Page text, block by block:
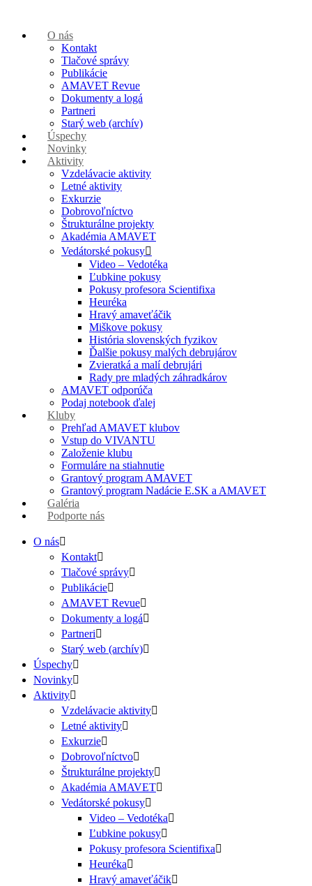
O nás
Kontakt
Tlačové správy
Publikácie
AMAVET Revue
Dokumenty a logá
Partneri
Starý web (archív)
Úspechy
Novinky
Aktivity
Vzdelávacie aktivity
Letné aktivity
Exkurzie
Dobrovoľníctvo
Štrukturálne projekty
Akadémia AMAVET
Vedátorské pokusy
Video – Vedotéka
Ľubkine pokusy
Pokusy profesora Scientifixa
Heuréka
Hravý amaveťáčik
Miškove pokusy
História slovenských fyzikov
Ďalšie pokusy malých debrujárov
Zvieratká a malí debrujári
Rady pre mladých záhradkárov
AMAVET odporúča
Podaj notebook ďalej
Kluby
Prehľad AMAVET klubov
Vstup do VIVANTU
Založenie klubu
Formuláre na stiahnutie
Grantový program AMAVET
Grantový program Nadácie E.SK a AMAVET
Galéria
Podporte nás
O nás
Kontakt
Tlačové správy
Publikácie
AMAVET Revue
Dokumenty a logá
Partneri
Starý web (archív)
Úspechy
Novinky
Aktivity
Vzdelávacie aktivity
Letné aktivity
Exkurzie
Dobrovoľníctvo
Štrukturálne projekty
Akadémia AMAVET
Vedátorské pokusy
Video – Vedotéka
Ľubkine pokusy
Pokusy profesora Scientifixa
Heuréka
Hravý amaveťáčik